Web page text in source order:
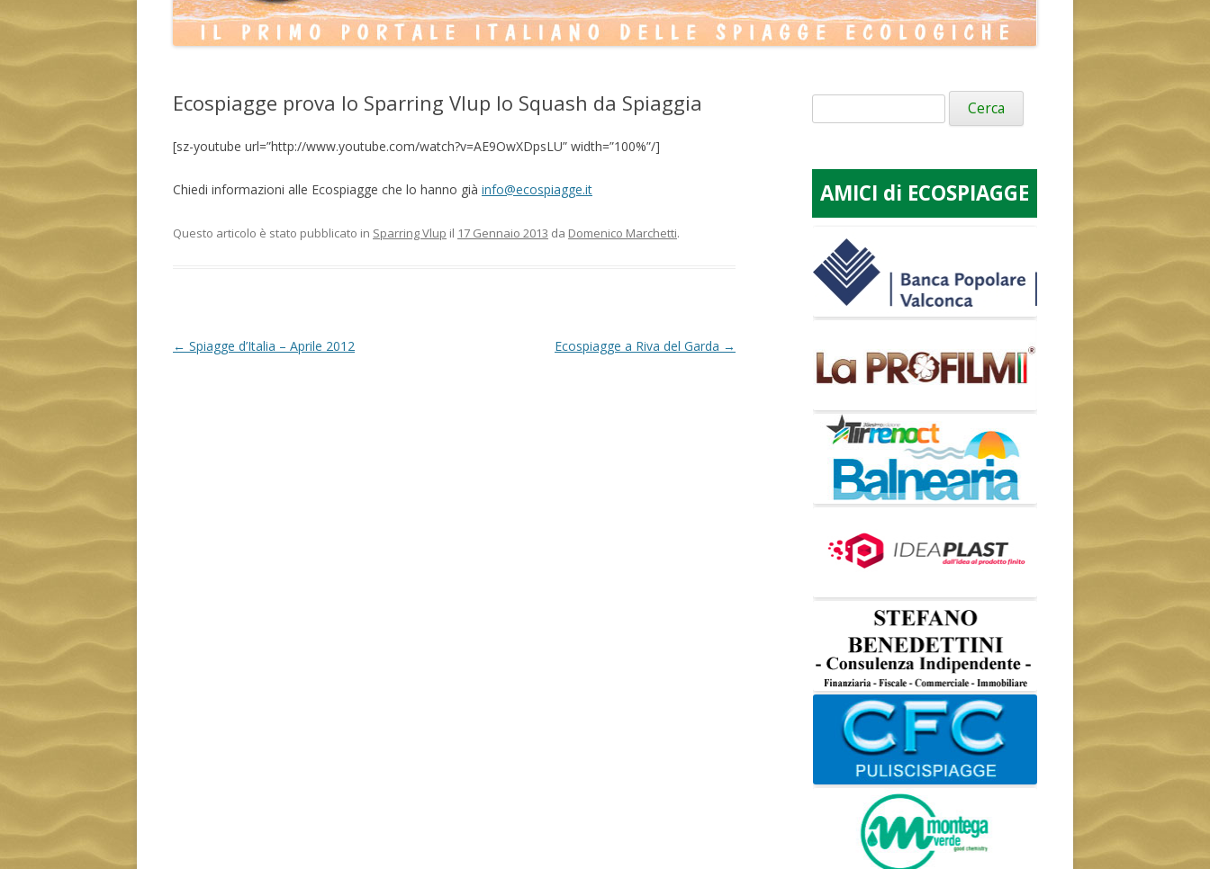
Ecospiagge prova lo Sparring Vlup lo Squash da Spiaggia
[sz-youtube url=”http://www.youtube.com/watch?v=AE9OwXDpsLU” width=”100%”/]
Chiedi informazioni alle Ecospiagge che lo hanno già info@ecospiagge.it
Questo articolo è stato pubblicato in Sparring Vlup il 17 Gennaio 2013 da Domenico Marchetti.
Navigazione
← Spiagge d’Italia – Aprile 2012 Ecospiagge a Riva del Garda →
Ricerca
per:
AMICI di ECOSPIAGGE